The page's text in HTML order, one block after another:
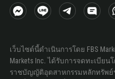
เว็บไซต์นี้ดำเนินการโดย FBS
Markets Inc. ได้รับการจดทะเบียน
ราชบัญญัติอุตสาหกรรมหลักทรัพย์ฯ
220
49
233